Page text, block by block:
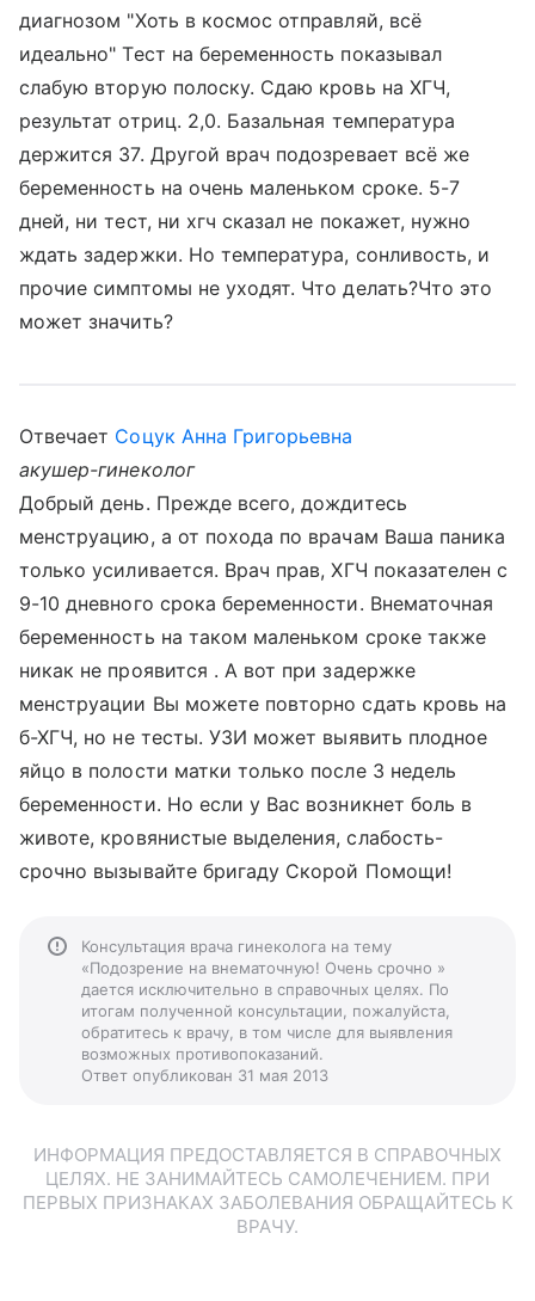
диагнозом "Хоть в космос отправляй, всё
идеально" Тест на беременность показывал
слабую вторую полоску. Сдаю кровь на ХГЧ,
результат отриц. 2,0. Базальная температура
держится 37. Другой врач подозревает всё же
беременность на очень маленьком сроке. 5-7
дней, ни тест, ни хгч сказал не покажет, нужно
ждать задержки. Но температура, сонливость, и
прочие симптомы не уходят. Что делать?Что это
может значить?
Отвечает Соцук Анна Григорьевна
акушер-гинеколог
Добрый день. Прежде всего, дождитесь
менструацию, а от похода по врачам Ваша паника
только усиливается. Врач прав, ХГЧ показателен с
9-10 дневного срока беременности. Внематочная
беременность на таком маленьком сроке также
никак не проявится . А вот при задержке
менструации Вы можете повторно сдать кровь на
б-ХГЧ, но не тесты. УЗИ может выявить плодное
яйцо в полости матки только после 3 недель
беременности. Но если у Вас возникнет боль в
животе, кровянистые выделения, слабость-
срочно вызывайте бригаду Скорой Помощи!
Консультация врача гинеколога на тему
«Подозрение на внематочную! Очень срочно »
дается исключительно в справочных целях. По
итогам полученной консультации, пожалуйста,
обратитесь к врачу, в том числе для выявления
возможных противопоказаний.
Ответ опубликован 31 мая 2013
ИНФОРМАЦИЯ ПРЕДОСТАВЛЯЕТСЯ В СПРАВОЧНЫХ
ЦЕЛЯХ. НЕ ЗАНИМАЙТЕСЬ САМОЛЕЧЕНИЕМ. ПРИ
ПЕРВЫХ ПРИЗНАКАХ ЗАБОЛЕВАНИЯ ОБРАЩАЙТЕСЬ К
ВРАЧУ.